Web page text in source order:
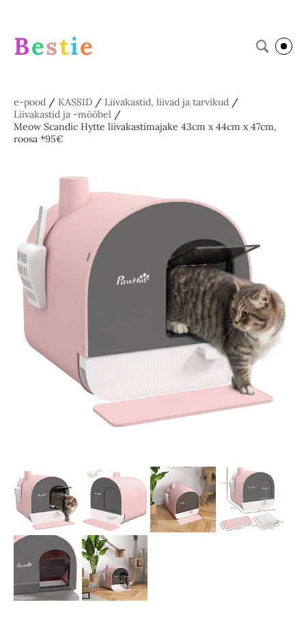
Bestie
e-pood / KASSID / Liivakastid, liivad ja tarvikud /
Liivakastid ja -mööbel /
Meow Scandic Hytte liivakastimajake 43cm x 44cm x 47cm,
roosa *95€